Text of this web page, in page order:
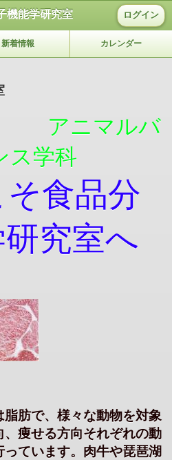
機能学研究室 ログイン
新着情報 カレンダー
アニマルバ
ス学科
食品分
究室へ
肪で、様々な動物を対象
、痩せる方向それぞれの動
ています。肉牛や琵琶湖